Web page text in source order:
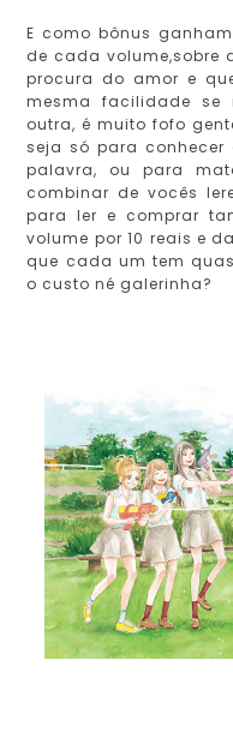
E como bônus
de cada volume,sobre
procura do amor e
mesma facilidade
outra, é muito fofo
seja só para
palavra, ou para
combinar de vocês
para ler e comprar
volume por 10 reais e
que cada um tem
o custo né galerinha?